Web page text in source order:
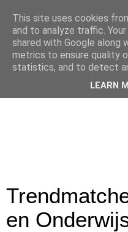
en
This site uses cookies
and to analyze traffic.
shared with Google along
metrics to ensure quality
statistics, and to detect
LEARN